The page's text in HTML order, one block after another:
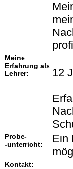
Meine
Erfahrung als
Lehrer:
12
Probe-
-unterricht:
Ein
Kontakt: